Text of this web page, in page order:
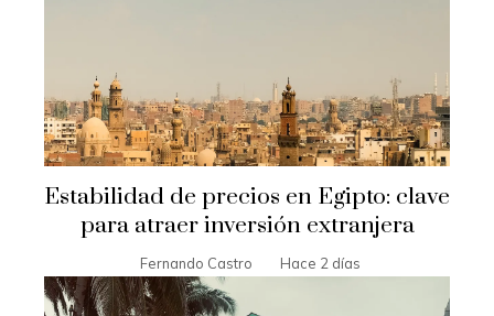
Estabilidad de precios en Egipto: clave
para atraer inversión extranjera
Fernando Castro Hace 2 días